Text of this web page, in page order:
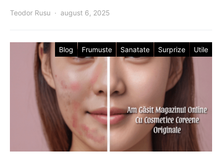
Teodor Rusu august 6, 2025
Blog Frumuste Sanatate Surprize Utile